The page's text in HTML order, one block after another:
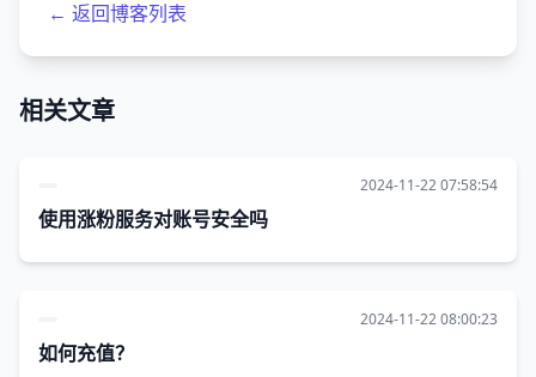
← 返回博客列表
相关文章
2024-11-22 07:58:54
使用涨粉服务对账号安全吗
2024-11-22 08:00:23
如何充值？